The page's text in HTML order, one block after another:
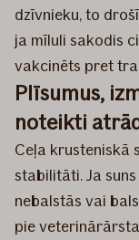
dzīvnieku, to
ja mīluli sakodis
vakcinēts pret
Plīsumus,
noteikti
Ceļa krusteniskā
stabilitāti. Ja
nebalstās vai
pie